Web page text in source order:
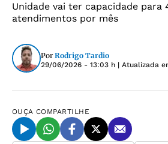
Unidade vai ter capacidade para
atendimentos por mês
Por Rodrigo Tardio
29/06/2026 - 13:03 h | Atualizada
OUÇA COMPARTILHE